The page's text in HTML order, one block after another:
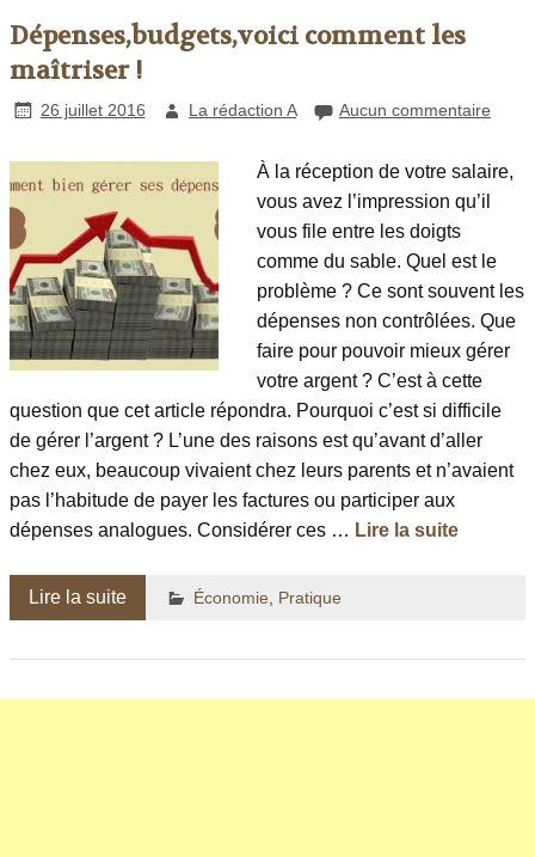
Dépenses,budgets,voici comment les
maîtriser !
26 juillet 2016 La rédaction A Aucun commentaire
À la réception de votre salaire,
vous avez l’impression qu’il
vous file entre les doigts
comme du sable. Quel est le
problème ? Ce sont souvent les
dépenses non contrôlées. Que
faire pour pouvoir mieux gérer
votre argent ? C’est à cette
question que cet article répondra. Pourquoi c’est si difficile
de gérer l’argent ? L’une des raisons est qu’avant d’aller
chez eux, beaucoup vivaient chez leurs parents et n’avaient
pas l’habitude de payer les factures ou participer aux
dépenses analogues. Considérer ces … Lire la suite
Lire la suite Économie Pratique